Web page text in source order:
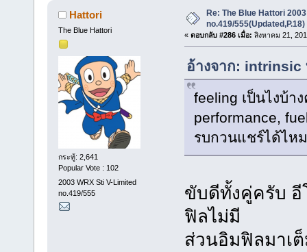
Hattori
The Blue Hattori
กระทู้: 2,641
Popular Vote : 102
2003 WRX Sti V-Limited
no.419/555
Re: The Blue Hattori
no.419/555(Updated,P.18)
« ตอบกลับ #286 เมื่อ: สิงหาคม 21,
อ้างจาก: intrinsic
feeling เป็นไงบ้า
performance,
รบกวนแชร์ได้ไห
ขับดีทั้งคู่ครับ อี
ฟิลไม่มี
ส่วนอิมฟิลมาเต็